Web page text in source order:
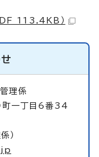
113.4KB）
理係
一丁目6番34
）